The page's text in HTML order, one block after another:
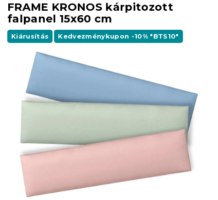
FRAME KRONOS kárpitozott
falpanel 15x60 cm
Kiárusítás Kedvezménykupon -10% "BTS10"